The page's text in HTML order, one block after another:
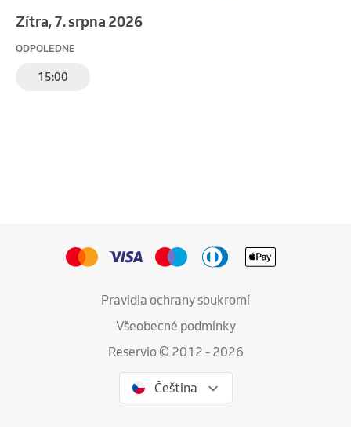
Zítra, 7. srpna 2026
ODPOLEDNE
15:00
Pravidla ochrany soukromí
Všeobecné podmínky
Reservio © 2012 - 2026
Čeština